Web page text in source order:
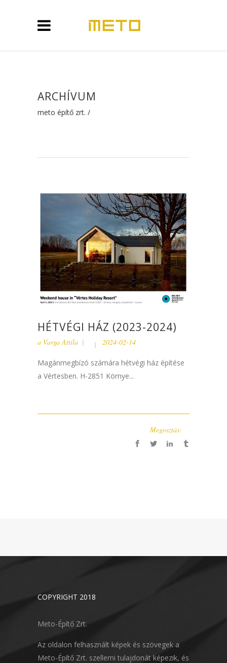
ARCHÍVUM
meto építő zrt. /
HÉTVÉGI HÁZ (2023-2024)
a Varga Attila 2024-02-14
Magánmegbízó számára hétvégi ház építése
a Vértesben. H-2851 Környe...
Megosztás:
COPYRIGHT 2018
Meto-Építő Zrt.
Az oldalon felhasznált képek és szövegek a
Meto-Építő Zrt. szellemi tulajdonát képezik, és